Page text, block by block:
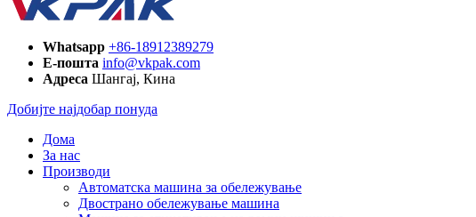
Whatsapp +86-18912389279
Е-пошта info@vkpak.com
Адреса Шангај, Кина
Добијте најдобар понуда
Дома
За нас
Производи
Автоматска машина за обележување
Двострано обележување машина